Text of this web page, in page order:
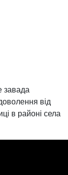
завада
від
в районі села